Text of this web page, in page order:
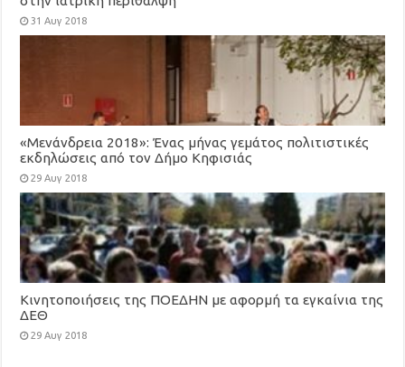
31 Αυγ 2018
«Μενάνδρεια 2018»: Ένας μήνας γεμάτος πολιτιστικές
εκδηλώσεις από τον Δήμο Κηφισιάς
29 Αυγ 2018
Κινητοποιήσεις της ΠΟΕΔΗΝ με αφορμή τα εγκαίνια της
ΔΕΘ
29 Αυγ 2018